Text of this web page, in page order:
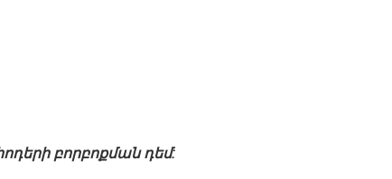
բորբոքման դեմ: